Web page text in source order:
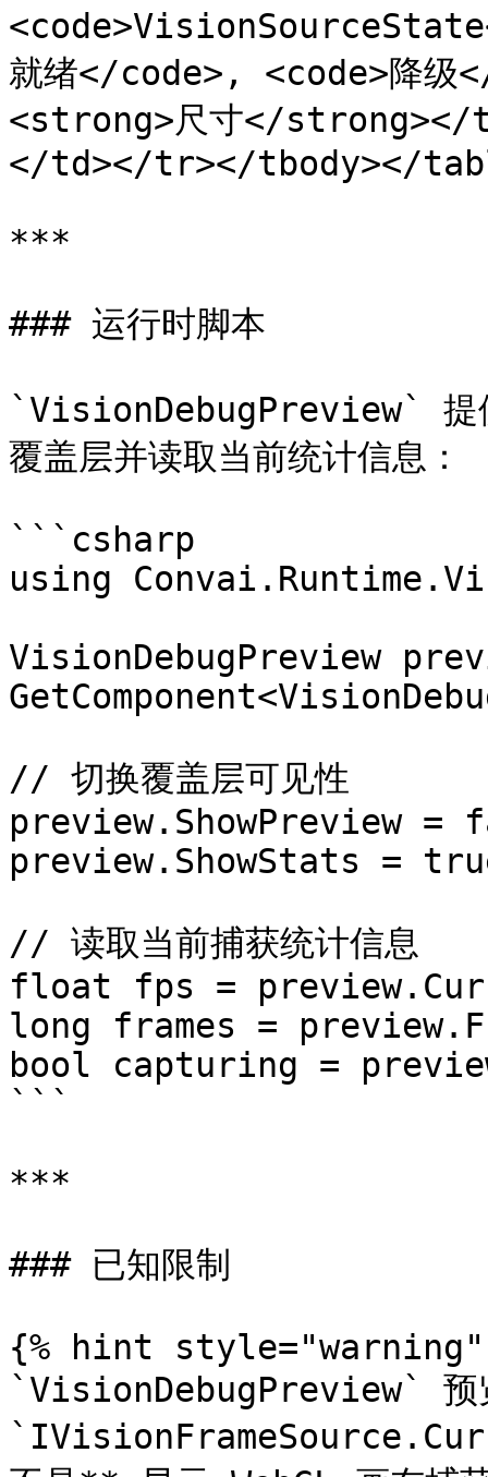
就绪</code>, <code>降
<strong>尺寸</strong></
</td></tr></tbody></
***
### 运行时脚本
`VisionDebugPreview` 提
覆盖层并读取当前统计信息：
```csharp
using
VisionDebugPreview
// 切换覆盖层可见性
preview.ShowPreview =
preview.ShowStats =
// 读取当前捕获统计信息
float fps =
long frames =
bool capturing =
```
***
### 已知限制
{% hint style="warning"
`VisionDebugPreview` 预